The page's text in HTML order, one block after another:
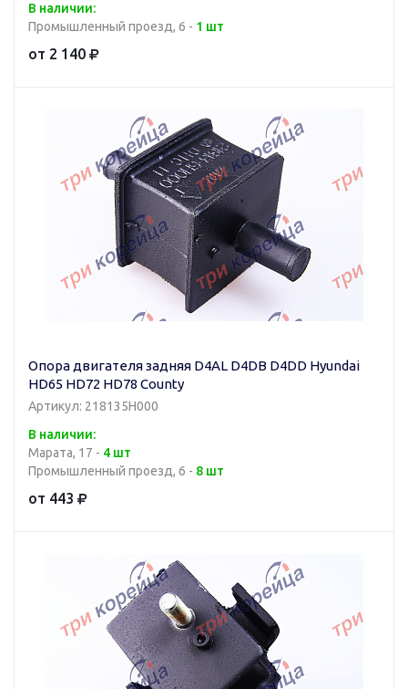
В наличии:
Промышленный проезд, 6 - 1 шт
от 2 140
Опора двигателя задняя D4AL D4DB D4DD Hyundai
HD65 HD72 HD78 County
Артикул: 218135H000
В наличии:
Марата, 17 - 4 шт
Промышленный проезд, 6 - 8 шт
от 443